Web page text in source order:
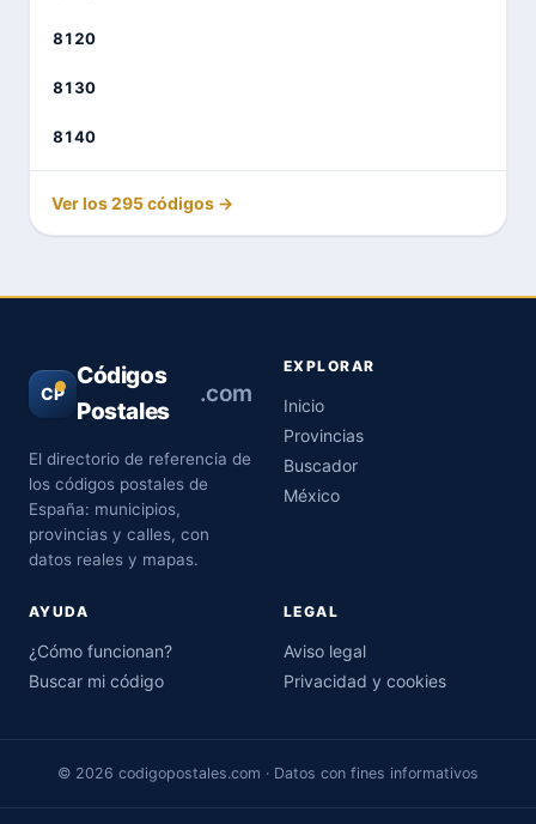
8120
8130
8140
Ver los 295 códigos →
CP
Códigos
Postales
.com
El directorio de referencia de
los códigos postales de
España: municipios,
provincias y calles, con
datos reales y mapas.
EXPLORAR
Inicio
Provincias
Buscador
México
AYUDA
¿Cómo funcionan?
Buscar mi código
LEGAL
Aviso legal
Privacidad y cookies
© 2026 codigopostales.com · Datos con fines informativos